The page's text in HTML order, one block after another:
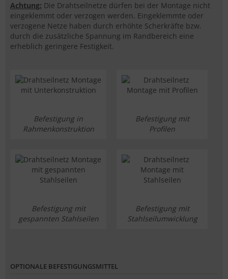
Achtung: Die Drahtseilnetze dürfen bei der Montage nicht
eingeklemmt oder verzogen werden. Eingeklemmte oder
verzogene Netze haben durch erhöhte Scherkräfte bzw.
durch die zusätzliche Spannung im Randbereich eine
erheblich geringere Festigkeit.
Befestigung in
Rahmenkonstruktion
Befestigung mit
Profilen
Befestigung mit
gespannten Stahlseilen
Befestigung mit
Stahlseilumwicklung
OPTIONALE BEFESTIGUNGSMITTEL